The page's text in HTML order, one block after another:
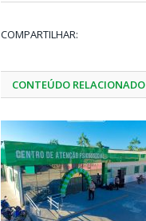
COMPARTILHAR:
CONTEÚDO RELACIONADO